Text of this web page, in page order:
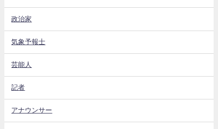
政治家
気象予報士
芸能人
記者
アナウンサー